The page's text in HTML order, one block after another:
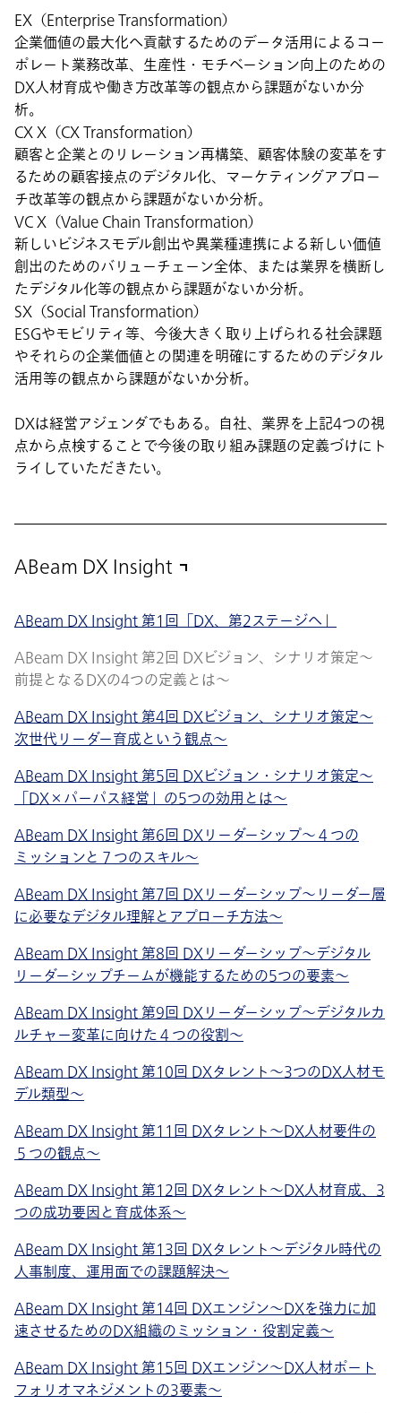
EX（Enterprise Transformation）
企業価値の最大化へ貢献するためのデータ活用によるコー
ポレート業務改革、生産性・モチベーション向上のための
DX人材育成や働き方改革等の観点から課題がないか分
析。
CX X（CX Transformation）
顧客と企業とのリレーション再構築、顧客体験の変革をす
るための顧客接点のデジタル化、マーケティングアプロー
チ改革等の観点から課題がないか分析。
VC X（Value Chain Transformation）
新しいビジネスモデル創出や異業種連携による新しい価値
創出のためのバリューチェーン全体、または業界を横断し
たデジタル化等の観点から課題がないか分析。
SX（Social Transformation）
ESGやモビリティ等、今後大きく取り上げられる社会課題
やそれらの企業価値との関連を明確にするためのデジタル
活用等の観点から課題がないか分析。
DXは経営アジェンダでもある。自社、業界を上記4つの視
点から点検することで今後の取り組み課題の定義づけにト
ライしていただきたい。
ABeam DX Insight
ABeam DX Insight 第1回「DX、第2ステージへ」
ABeam DX Insight 第2回 DXビジョン、シナリオ策定～
前提となるDXの4つの定義とは～
ABeam DX Insight 第4回 DXビジョン、シナリオ策定～
次世代リーダー育成という観点～
ABeam DX Insight 第5回 DXビジョン・シナリオ策定〜
「DX×パーパス経営」の5つの効用とは～
ABeam DX Insight 第6回 DXリーダーシップ〜４つの
ミッションと７つのスキル～
ABeam DX Insight 第7回 DXリーダーシップ〜リーダー層
に必要なデジタル理解とアプローチ方法～
ABeam DX Insight 第8回 DXリーダーシップ〜デジタル
リーダーシップチームが機能するための5つの要素～
ABeam DX Insight 第9回 DXリーダーシップ〜デジタルカ
ルチャー変革に向けた４つの役割～
ABeam DX Insight 第10回 DXタレント〜3つのDX人材モ
デル類型～
ABeam DX Insight 第11回 DXタレント〜DX人材要件の
５つの観点～
ABeam DX Insight 第12回 DXタレント〜DX人材育成、3
つの成功要因と育成体系～
ABeam DX Insight 第13回 DXタレント〜デジタル時代の
人事制度、運用面での課題解決～
ABeam DX Insight 第14回 DXエンジン〜DXを強力に加
速させるためのDX組織のミッション・役割定義～
ABeam DX Insight 第15回 DXエンジン〜DX人材ポート
フォリオマネジメントの3要素～